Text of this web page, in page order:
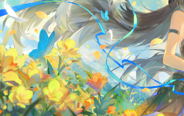
发布
未知设备
在主题许可下可免费使用
分享
实时弹幕
正在生成支付二维码...